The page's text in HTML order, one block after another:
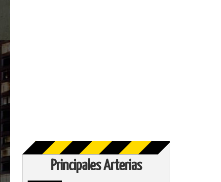
Principales Arterias